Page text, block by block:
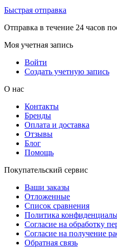
Быстрая отправка
Отправка в течение 24 часов
Моя учетная запись
Войти
Создать учетную запись
О нас
Контакты
Бренды
Оплата и доставка
Отзывы
Блог
Помощь
Покупательский сервис
Ваши заказы
Отложенные
Список сравнения
Политика
Согласие на обработку
Согласие на получение
Обратная связь